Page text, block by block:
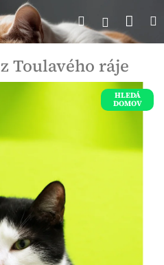
Hledat
z Toulavého ráje
HLEDÁ
DOMOV